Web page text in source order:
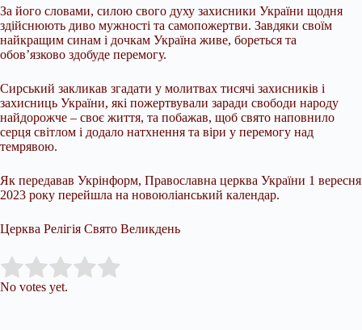
За його словами, силою свого духу захисники України щодня
здійснюють диво мужності та самопожертви. Завдяки своїм
найкращим синам і дочкам Україна живе, бореться та
обов’язково здобуде перемогу.
Сирський закликав згадати у молитвах тисячі захисників і
захисниць України, які пожертвували заради свободи народу
найдорожче – своє життя, та побажав, щоб свято наповнило
серця світлом і додало натхнення та віри у перемогу над
темрявою.
Як передавав Укрінформ, Православна церква України 1 вересня
2023 року перейшла на новоюліанський календар.
Церква Релігія Свято Великдень
Rate this item:
No votes yet.